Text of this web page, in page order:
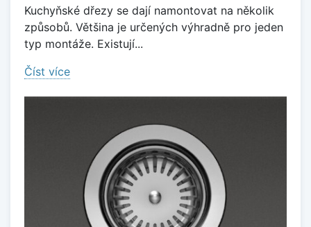
Kuchyňské dřezy se dají namontovat na několik
způsobů. Většina je určených výhradně pro jeden
typ montáže. Existují...
Číst více